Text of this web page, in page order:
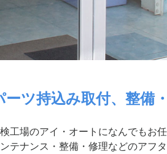
ツ持込み取付、整備
工場のアイ・オートになんでもお
テナンス・整備・修理などのアフ